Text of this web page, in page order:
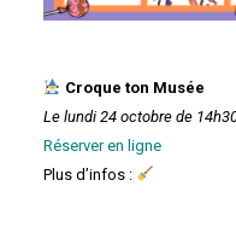
Croque ton Musée
Le lundi 24 octobre de
Réserver en ligne
Plus d’infos :